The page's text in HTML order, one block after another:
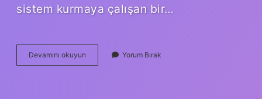
sistem kurmaya çalışan bir…
Devamını okuyun Matematik
Felsefesinin
Yorum Bırak